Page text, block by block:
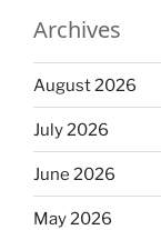
Archives
August 2026
July 2026
June 2026
May 2026